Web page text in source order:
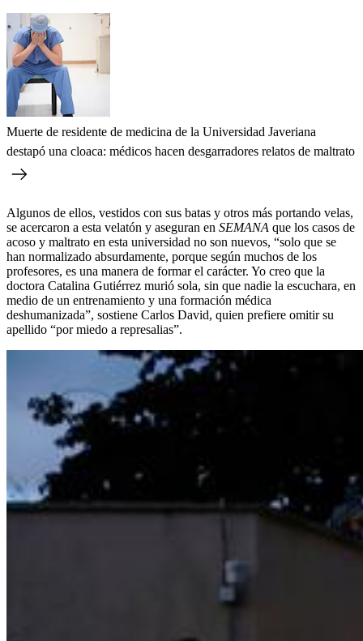
Muerte de residente de medicina de la Universidad Javeriana
destapó una cloaca: médicos hacen desgarradores relatos de maltrato
Algunos de ellos, vestidos con sus batas y otros más portando velas,
se acercaron a esta velatón y aseguran en SEMANA que los casos de
acoso y maltrato en esta universidad no son nuevos, “solo que se
han normalizado absurdamente, porque según muchos de los
profesores, es una manera de formar el carácter. Yo creo que la
doctora Catalina Gutiérrez murió sola, sin que nadie la escuchara, en
medio de un entrenamiento y una formación médica
deshumanizada”, sostiene Carlos David, quien prefiere omitir su
apellido “por miedo a represalias”.